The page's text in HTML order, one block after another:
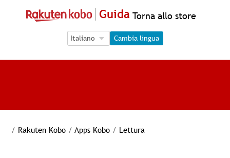
Guida Torna allo store
Language Selection
Language Selection
Cambia lingua
/ Rakuten Kobo / Apps Kobo / Lettura